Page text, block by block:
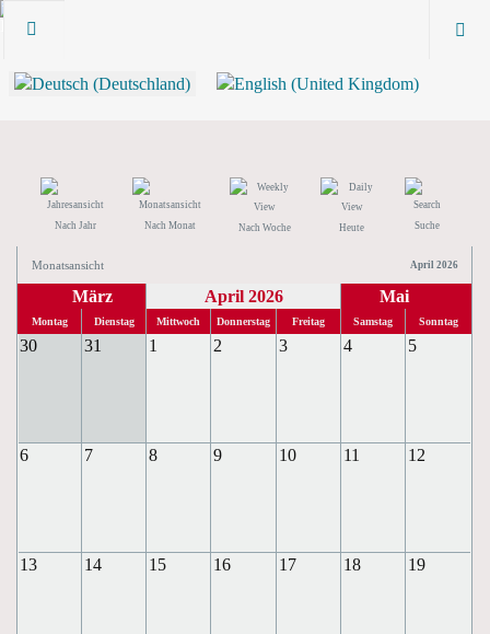
Nach Jahr Nach Monat Nach Woche Heute Suche
Monatsansicht April 2026
März April 2026 Mai
Montag Dienstag Mittwoch Donnerstag Freitag Samstag Sonntag
30 31 1 2 3 4 5
6 7 8 9 10 11 12
13 14 15 16 17 18 19